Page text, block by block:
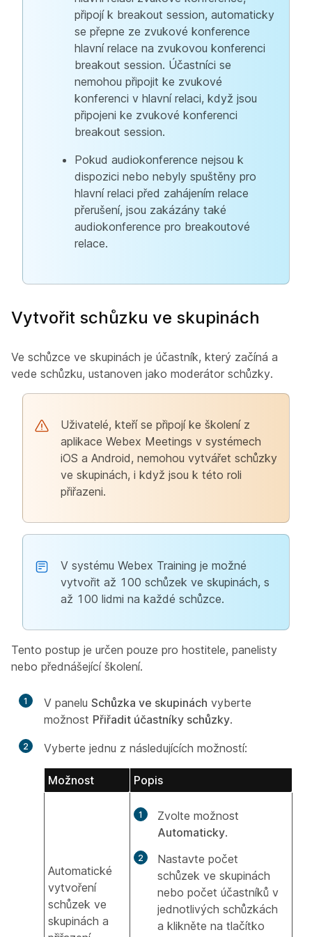
připojí k breakout session, automaticky
se přepne ze zvukové konference
hlavní relace na zvukovou konferenci
breakout session. Účastníci se
nemohou připojit ke zvukové
konferenci v hlavní relaci, když jsou
připojeni ke zvukové konferenci
breakout session.
Pokud audiokonference nejsou k
dispozici nebo nebyly spuštěny pro
hlavní relaci před zahájením relace
přerušení, jsou zakázány také
audiokonference pro breakoutové
relace.
Vytvořit schůzku ve skupinách
Ve schůzce ve skupinách je účastník, který začíná a
vede schůzku, ustanoven jako moderátor schůzky.
Uživatelé, kteří se připojí ke školení z
aplikace Webex Meetings v systémech
iOS a Android, nemohou vytvářet schůzky
ve skupinách, i když jsou k této roli
přiřazeni.
V systému Webex Training je možné
vytvořit až 100 schůzek ve skupinách, s
až 100 lidmi na každé schůzce.
Tento postup je určen pouze pro hostitele, panelisty
nebo přednášející školení.
1 V panelu Schůzka ve skupinách vyberte
možnost Přiřadit účastníky schůzky.
2 Vyberte jednu z následujících možností:
Možnost Popis
Automatické
vytvoření
schůzek ve
skupinách a
Zvolte možnost
Automaticky.
Nastavte počet
schůzek ve skupinách
nebo počet účastníků v
jednotlivých schůzkách
a klikněte na tlačítko